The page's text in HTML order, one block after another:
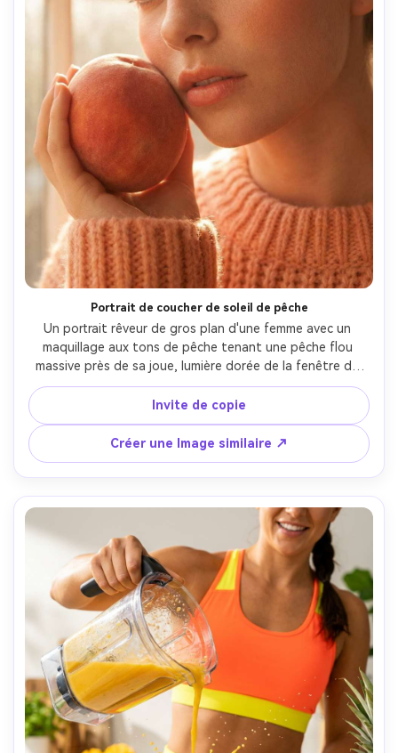
Portrait de coucher de soleil de pêche
Un portrait rêveur de gros plan d'une femme avec un
maquillage aux tons de pêche tenant une pêche flou
massive près de sa joue, lumière dorée de la fenêtre du
coucher de soleil, brume douce, prise sur Sony A7IV 85mm
f/1.4, encadrement serré de la tête et des épaules, pores
de peau ultra-réalistes, détail délicat de la peluche de
pêche, beauté romantique
Invite de copie
Créer une Image similaire ↗